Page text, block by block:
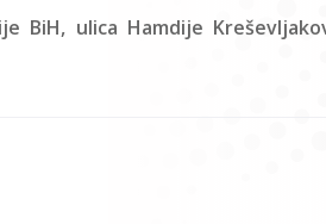
BiH, ulica Hamdije